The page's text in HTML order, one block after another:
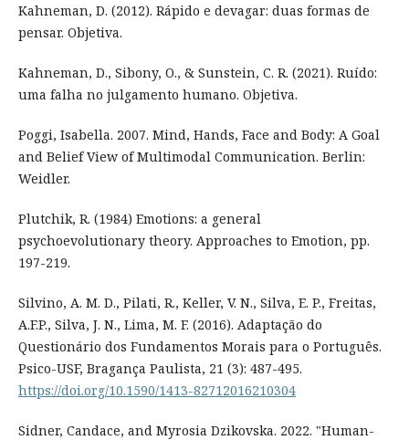
Kahneman, D. (2012). Rápido e devagar: duas formas de
pensar. Objetiva.
Kahneman, D., Sibony, O., & Sunstein, C. R. (2021). Ruído:
uma falha no julgamento humano. Objetiva.
Poggi, Isabella. 2007. Mind, Hands, Face and Body: A Goal
and Belief View of Multimodal Communication. Berlin:
Weidler.
Plutchik, R. (1984) Emotions: a general
psychoevolutionary theory. Approaches to Emotion, pp.
197-219.
Silvino, A. M. D., Pilati, R., Keller, V. N., Silva, E. P., Freitas,
A.F.P., Silva, J. N., Lima, M. F. (2016). Adaptação do
Questionário dos Fundamentos Morais para o Português.
Psico-USF, Bragança Paulista, 21 (3): 487-495.
https://doi.org/10.1590/1413-82712016210304
Sidner, Candace, and Myrosia Dzikovska. 2022. "Human-